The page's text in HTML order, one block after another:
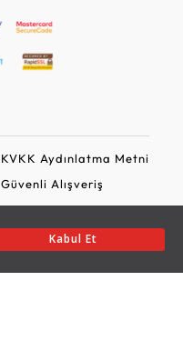
Kabul Et
KVKK Aydınlatma Metni
Güvenli Alışveriş